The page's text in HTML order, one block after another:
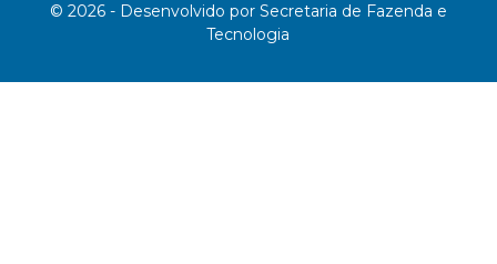
© 2026 - Desenvolvido por Secretaria de Fazenda e
Tecnologia